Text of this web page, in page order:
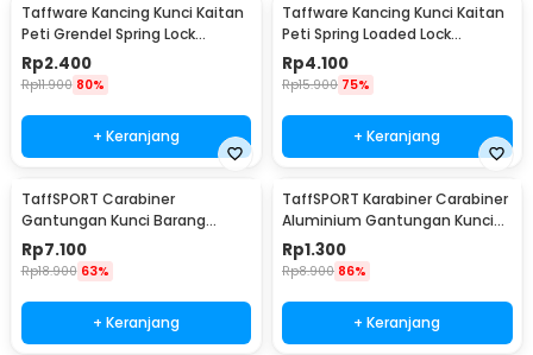
Taffware Kancing Kunci Kaitan
Peti Grendel Spring Lock
Stainless Steel S - J107
Rp2.400
Rp11.900 80%
+ Keranjang
Taffware Kancing Kunci Kaitan
Peti Spring Loaded Lock
Stainless Steel M - J108
Rp4.100
Rp15.900 75%
+ Keranjang
TaffSPORT Carabiner
Gantungan Kunci Barang
Stainless Steel Snap Hook -
AT32
Rp7.100
Rp18.900 63%
+ Keranjang
TaffSPORT Karabiner Carabiner
Aluminium Gantungan Kunci
EDC Outdoor 4.6cm - 698
Rp1.300
Rp8.900 86%
+ Keranjang